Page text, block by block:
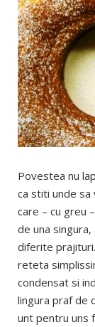
Povestea nu
ca stiti unde sa
care – cu greu
de una
diferite
reteta
condensat si
lingura praf de
unt pentru uns